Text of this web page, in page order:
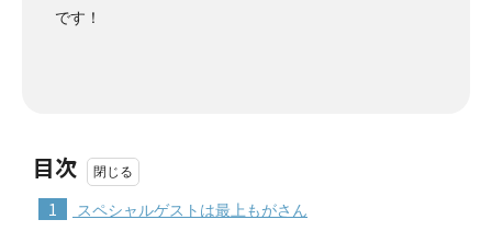
です！
目次
1 スペシャルゲストは最上もがさん